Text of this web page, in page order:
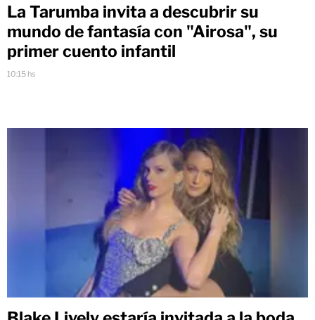
La Tarumba invita a descubrir su
mundo de fantasía con "Airosa", su
primer cuento infantil
10:15 hs